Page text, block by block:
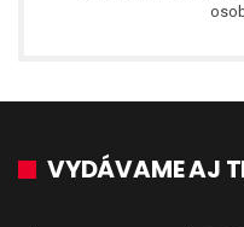
VYDÁVAME AJ